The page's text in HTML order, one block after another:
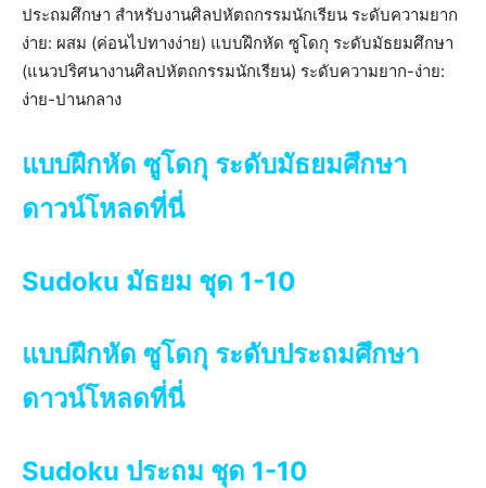
ประถมศึกษา สำหรับงานศิลปหัตถกรรมนักเรียน ระดับความยาก
ง่าย: ผสม (ค่อนไปทางง่าย) แบบฝึกหัด ซูโดกุ ระดับมัธยมศึกษา
(แนวปริศนางานศิลปหัตถกรรมนักเรียน) ระดับความยาก-ง่าย:
ง่าย-ปานกลาง
แบบฝึกหัด ซูโดกุ ระดับมัธยมศึกษา
ดาวน์โหลดที่นี่
Sudoku มัธยม ชุด 1-10
แบบฝึกหัด ซูโดกุ ระดับประถมศึกษา
ดาวน์โหลดที่นี่
Sudoku ประถม ชุด 1-10